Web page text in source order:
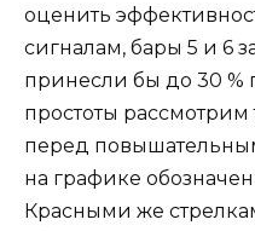
оценить
сигналам, бары 5 и 6
принесли бы до 30 %
простоты
перед
на графике
Красными же